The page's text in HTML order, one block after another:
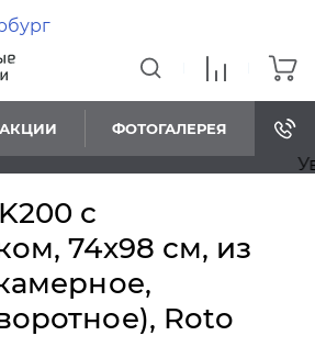
АКЦИИ ФОТОГАЛЕРЕЯ
с
74х98 см, из
Roto